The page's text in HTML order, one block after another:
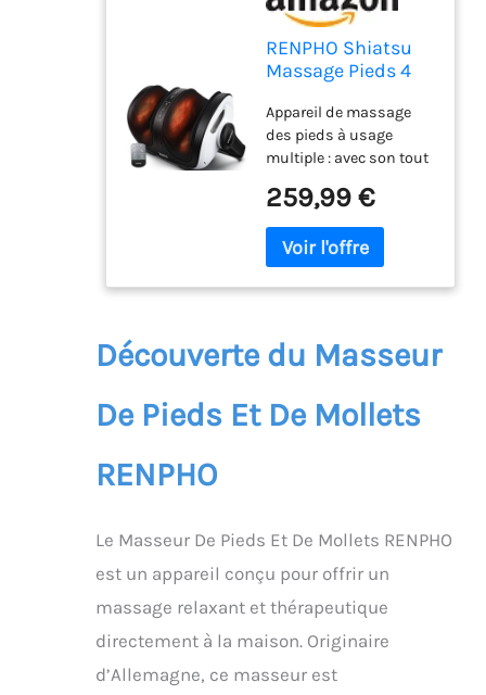
RENPHO Shiatsu
Massage Pieds 4
mollets, avec
chauffante
Appareil de massage
des pieds à usage
multiple : avec son tout
appareil de massage
des pieds Renpho ne
fournit pas qu’un
massage ordinaire à
vos pieds, il réalise
shiatsu amélioré et
pratique pour vos
vos bras. Réglage
personnalisable pour
fonction avec un choix
multiple : 3 zones de
(dessous, cou-de-pied
et pied entier), 3
pétrissage (faible,
259,99 €
Découverte du Masseur
De Pieds Et De Mollets
RENPHO
Le Masseur De Pieds Et De Mollets RENPHO
est un appareil conçu pour offrir un
massage relaxant et thérapeutique
directement à la maison. Originaire
d’Allemagne, ce masseur est